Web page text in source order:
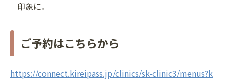
印象に。
ご予約はこちらから
https://connect.kireipass.jp/clinics/sk-clinic3/menus?k